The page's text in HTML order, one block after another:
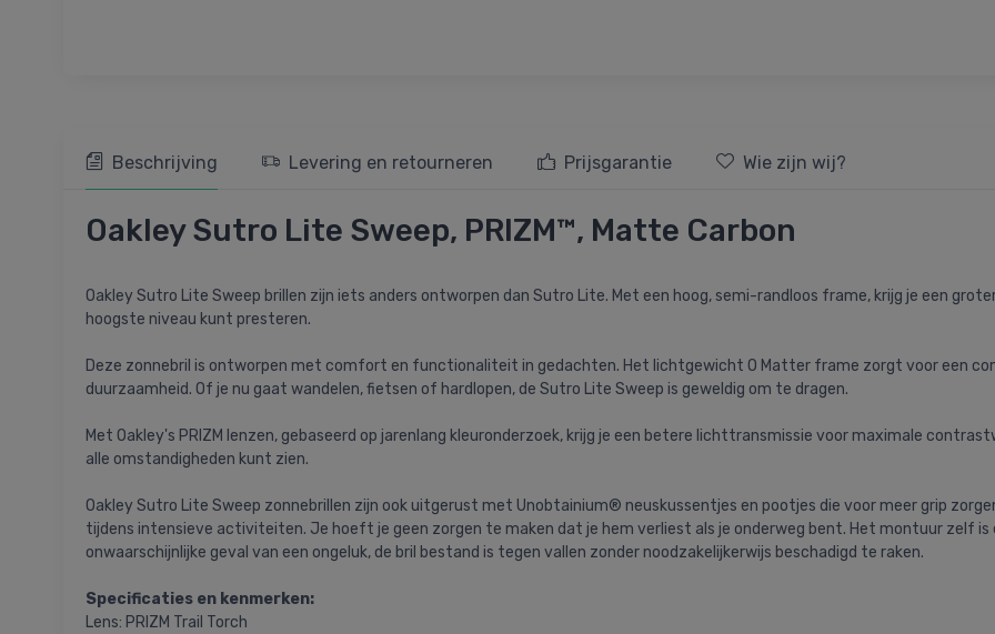
Beschrijving Levering en retourneren Prijsgarantie Wie zijn wij?
Oakley Sutro Lite Sweep, PRIZM™, Matte Carbon
Oakley Sutro Lite Sweep brillen zijn iets anders ontworpen dan Sutro Lite. Met een hoog, semi-randloos frame, krijg je een
hoogste niveau kunt presteren.
Deze zonnebril is ontworpen met comfort en functionaliteit in gedachten. Het lichtgewicht O Matter frame zorgt voor een
duurzaamheid. Of je nu gaat wandelen, fietsen of hardlopen, de Sutro Lite Sweep is geweldig om te dragen.
Met Oakley's PRIZM lenzen, gebaseerd op jarenlang kleuronderzoek, krijg je een betere lichttransmissie voor maximale
alle omstandigheden kunt zien.
Oakley Sutro Lite Sweep zonnebrillen zijn ook uitgerust met Unobtainium® neuskussentjes en pootjes die voor meer grip
tijdens intensieve activiteiten. Je hoeft je geen zorgen te maken dat je hem verliest als je onderweg bent. Het montuur zelf
onwaarschijnlijke geval van een ongeluk, de bril bestand is tegen vallen zonder noodzakelijkerwijs beschadigd te raken.
Specificaties en kenmerken:
Lens: PRIZM Trail Torch